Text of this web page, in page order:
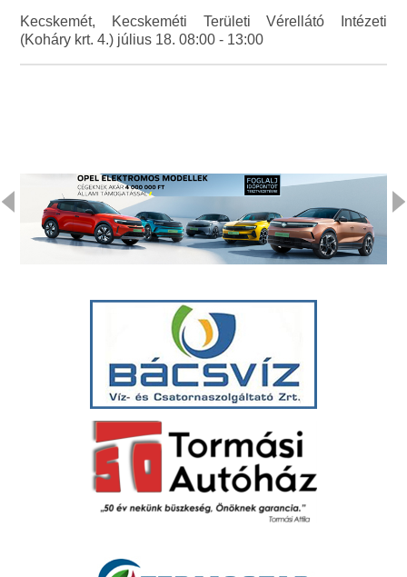
Kecskemét, Kecskeméti Területi Vérellátó Intézeti
(Koháry krt. 4.) július 18. 08:00 - 13:00